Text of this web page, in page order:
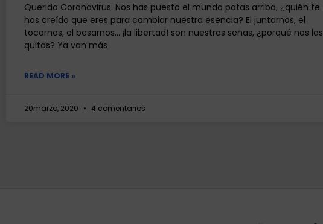
Querido Coronavirus: Nos has puesto el mundo patas arriba, ¿quién te
has creído que eres para cambiar nuestra esencia? El juntarnos, el
tocarnos, el besarnos… ¡la libertad! son nuestras señas, ¿porqué nos las
quitas? Ya van más
READ MORE »
20marzo, 2020 4 comentarios